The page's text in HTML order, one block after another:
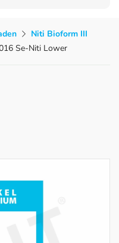
Niti Bioform III
Se-Niti Lower